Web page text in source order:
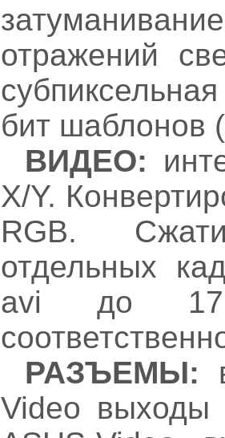
отражений
бит шаблонов
ВИДЕО:
X/Y.
RGB.
отдельных
avi до
РАЗЪЕМЫ:
Video выходы